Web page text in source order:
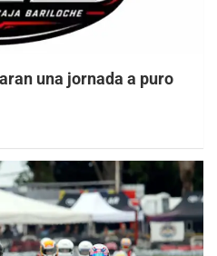
una jornada a puro